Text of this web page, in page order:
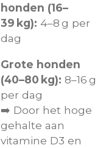
honden (16–
39 kg): 4–8 g per
dag
Grote honden
(40–80 kg): 8–16 g
per dag
➡️ Door het hoge
gehalte aan
vitamine D3 en